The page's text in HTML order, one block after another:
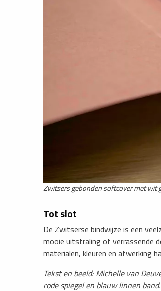
Zwitsers gebonden softcover met wit
Tot slot
De Zwitserse bindwijze is een
mooie uitstraling of verrassende
materialen, kleuren en afwerking
Tekst en beeld: Michelle van
rode spiegel en blauw linnen band.